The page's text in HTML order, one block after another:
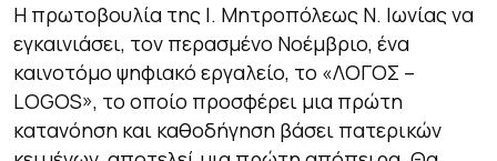
Η πρωτοβουλία της Ι. Μητροπόλεως Ν. Ιωνίας να
εγκαινιάσει, τον περασμένο Νοέμβριο, ένα
καινοτόμο ψηφιακό εργαλείο, το «ΛΟΓΟΣ –
LOGOS», το οποίο προσφέρει μια πρώτη
κατανόηση και καθοδήγηση βάσει πατερικών